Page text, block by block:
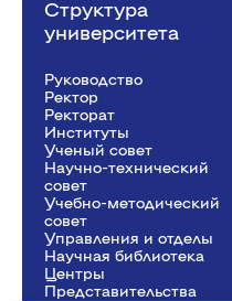
Структура
университета
Руководство
Ректор
Рeкторат
Институты
Ученый совет
Научно-технический
совет
Учебно-методический
совет
Управления и отделы
Научная библиотека
Центры
Представительства